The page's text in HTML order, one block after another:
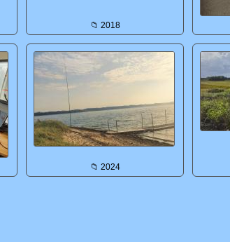
📁 2018
📁 2024